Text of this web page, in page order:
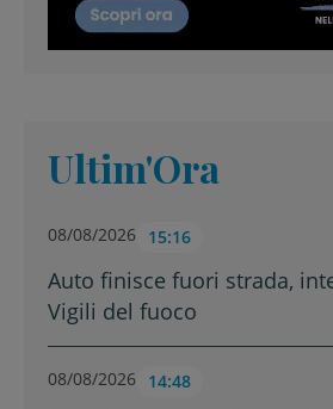
Ultim'Ora
08/08/2026 15:16
Auto finisce fuori strada,
Vigili del fuoco
08/08/2026 14:48